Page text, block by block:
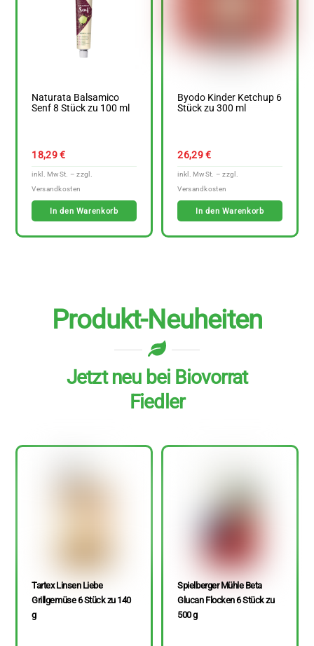
Naturata Balsamico
Senf 8 Stück zu 100 ml
18,29€
In den Warenkorb
Byodo Kinder Ketchup 6
Stück zu 300 ml
26,29€
In den Warenkorb
Produkt-Neuheiten
Jetzt neu bei Biovorrat
Fiedler
Tartex Linsen Liebe
Grillgemüse 6 Stück zu 140
g
Spielberger Mühle Beta
Glucan Flocken 6 Stück zu
500 g